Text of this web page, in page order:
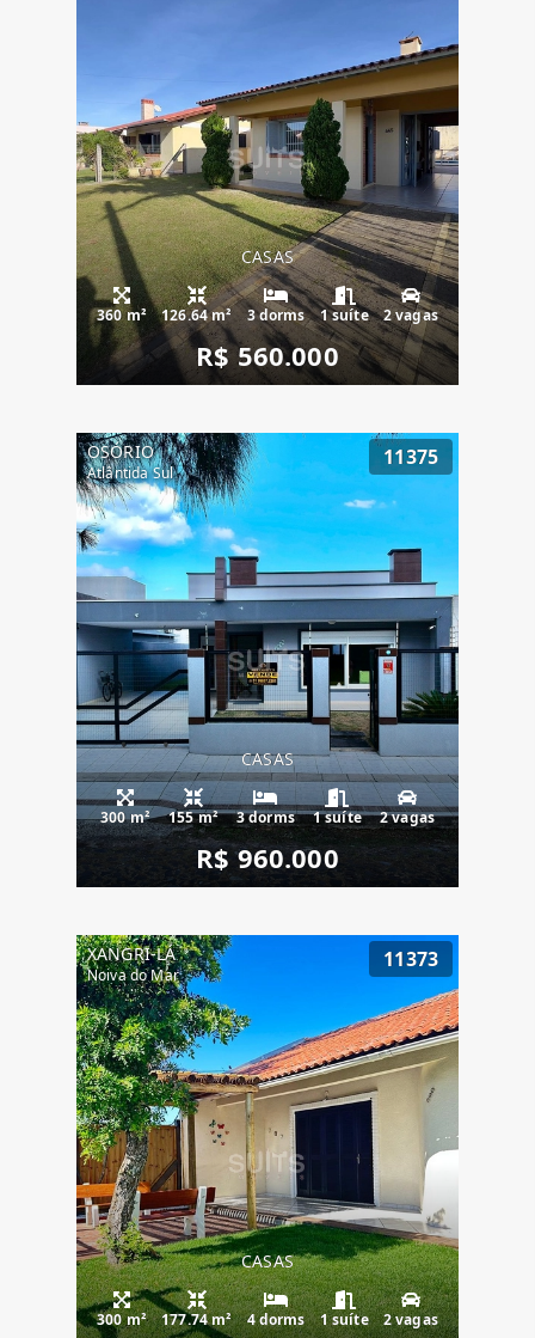
CASAS
360 m² 126.64 m² 3 dorms 1 suíte 2 vagas
R$ 560.000
OSÓRIO
Atlântida Sul
11375
CASAS
300 m² 155 m² 3 dorms 1 suíte 2 vagas
R$ 960.000
XANGRI-LÁ
Noiva do Mar
11373
CASAS
300 m² 177.74 m² 4 dorms 1 suíte 2 vagas